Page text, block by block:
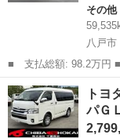
その他
八戸市
■ 支払総額: 98.2万円 ■ 車両本体価格： 799,000 円 ■ メーカー
名： トヨタ ■ 車種
Ｕセレクション ４Ｗ
／コーナー...
青森 八戸市 そ
トヨ
パＧ